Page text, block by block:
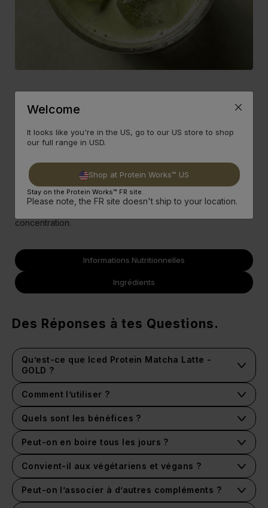
veloutée : une façon simple et savoureuse de prendre soin
de toi tout en t’offrant un vrai plaisir.
Un rituel équilibré
Idéal le matin ou pendant une session de travail/étude
l’après-midi, ce latte est plus qu’une boisson : c’est une
concentration.
Informations Nutritionnelles
Ingrédients
Des Réponses à tes Questions.
Qu’est-ce que Iced Protein Matcha Latte -
GOLD ?
Comment l’utiliser ?
Quels sont les bénéfices ?
Peut-on en boire tous les jours ?
Convient-il aux végétariens et végans ?
Peut-on l’associer à d’autres compléments ?
Welcome
It looks like you're in the US, go to our US store to shop
our full range in USD.
Shop at Protein Works™ US
Stay on the Protein Works™ FR site.
Please note, the FR site doesn't ship to your location.